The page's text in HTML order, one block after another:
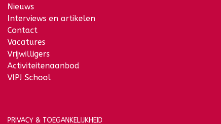
Nieuws
Interviews en artikelen
Contact
Vacatures
Vrijwilligers
Activiteitenaanbod
VIP! School
PRIVACY & TOEGANKELIJKHEID